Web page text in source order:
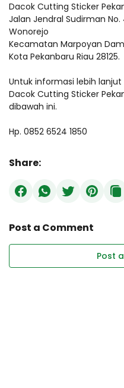
Dacok Cutting Sticker
Jalan Jendral Sudirman No.
Wonorejo
Kecamatan Marpoyan
Kota Pekanbaru Riau 28125.
Untuk informasi lebih
Dacok Cutting Sticker
dibawah ini.
Hp. 0852 6524 1850
Share:
Post a Comment
Post